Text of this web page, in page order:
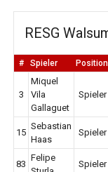
RESG
# Spieler Position
3
Miquel
Vila
Gallaguet
Spieler
15
Sebastian
Haas
Spieler
83
Felipe
Spieler